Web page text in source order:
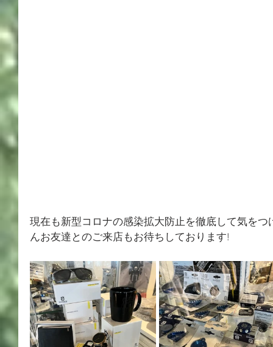
現在も新型コロナの感染拡大防止を徹底して気を
んお友達とのご来店もお待ちしております!